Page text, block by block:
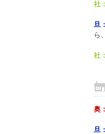
社：
旦：
ら
社：
奥：
旦：